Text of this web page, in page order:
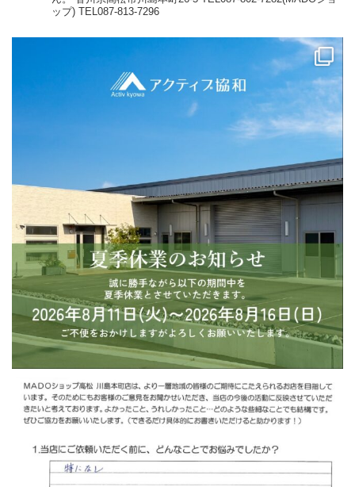
ップ) TEL087-813-7296